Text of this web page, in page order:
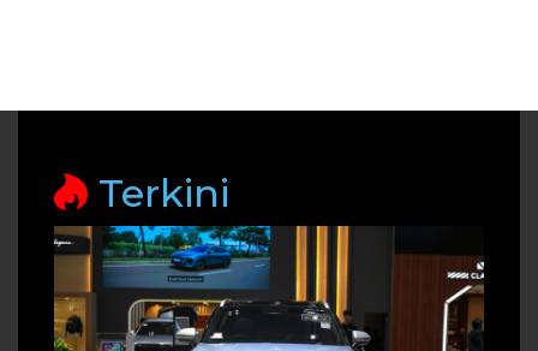
Terkini